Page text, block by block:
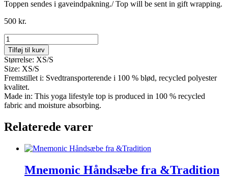
Toppen sendes i gaveindpakning./ Top will be sent in gift wrapping.
500 kr.
Style
Yoga
TopNo
01
antal
Tilføj til kurv
Størrelse: XS/S
Size: XS/S
Fremstillet i: Svedtransporterende i 100 % blød, recycled polyester
kvalitet.
Made in: This yoga lifestyle top is produced in 100 % recycled
fabric and moisture absorbing.
Relaterede varer
Mnemonic Håndsæbe fra &Tradition